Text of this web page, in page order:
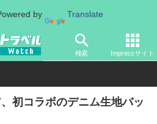
by Translate
検索 Impressサイト
ム 旅行グッズ バッグ
初コラボのデニム生地バッ